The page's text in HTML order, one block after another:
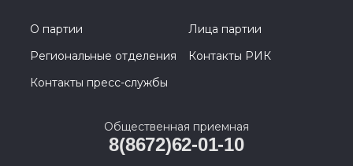
О партии
Лица партии
Региональные отделения
Контакты РИК
Контакты пресс-службы
Общественная приемная
8(8672)62-01-10